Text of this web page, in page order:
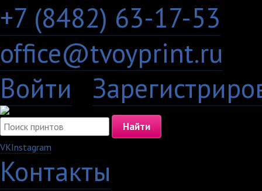
+7 (8482) 63-17-53
office@tvoyprint.ru
Войти
VKInstagram
Контакты